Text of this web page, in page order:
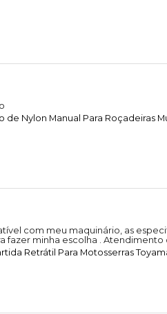
de Nylon Manual Para Roçadeiras
com meu maquinário, as
fazer minha escolha .
Retrátil Para Motosserras